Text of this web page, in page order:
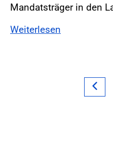
Mandatsträger in den
Weiterlesen